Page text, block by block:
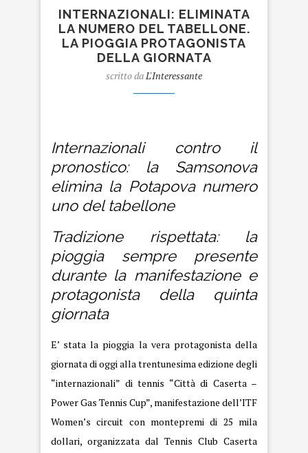
INTERNAZIONALI: ELIMINATA
LA NUMERO DEL TABELLONE.
LA PIOGGIA PROTAGONISTA
DELLA GIORNATA
scritto daL'Interessante
Internazionali contro il
pronostico: la Samsonova
elimina la Potapova numero
uno del tabellone
Tradizione rispettata: la
pioggia sempre presente
durante la manifestazione e
protagonista della quinta
giornata
E’ stata la pioggia la vera protagonista della
giornata di oggi alla trentunesima edizione degli
“internazionali” di tennis “Città di Caserta –
Power Gas Tennis Cup”, manifestazione dell’ITF
Women’s circuit con montepremi di 25 mila
dollari, organizzata dal Tennis Club Caserta